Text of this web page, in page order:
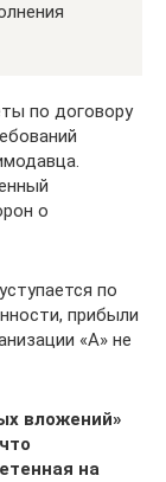
по договору
о
по
прибыли
«А» не
вложений»
на